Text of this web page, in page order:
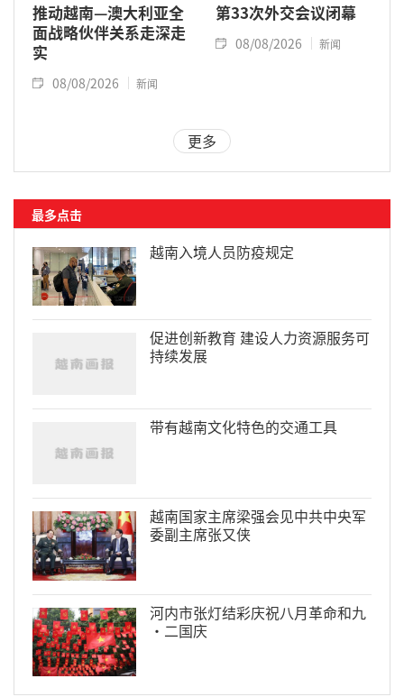
推动越南—澳大利亚全
面战略伙伴关系走深走
实
08/08/2026 新闻
第33次外交会议闭幕
08/08/2026 新闻
更多
最多点击
越南入境人员防疫规定
促进创新教育 建设人力资源服务可
持续发展
带有越南文化特色的交通工具
越南国家主席梁强会见中共中央军
委副主席张又侠
河内市张灯结彩庆祝八月革命和九
·二国庆